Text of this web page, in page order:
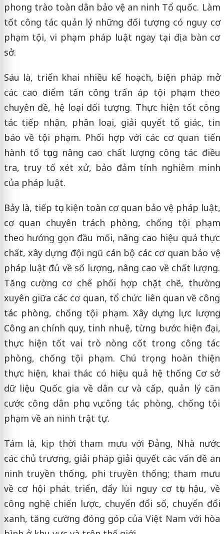
phong trào toàn dân bảo vệ an ninh Tổ quốc. Làm
tốt công tác quản lý những đối tượng có nguy cơ
phạm tội, vi phạm pháp luật ngay tại địa bàn cơ
sở.
Sáu là, triển khai nhiều kế hoạch, biện pháp mở
các cao điểm tấn công trấn áp tội phạm theo
chuyên đề, hệ loại đối tượng. Thực hiện tốt công
tác tiếp nhận, phân loại, giải quyết tố giác, tin
báo về tội phạm. Phối hợp với các cơ quan tiến
hành tố tụng nâng cao chất lượng công tác điều
tra, truy tố xét xử, bảo đảm tính nghiêm minh
của pháp luật.
Bảy là, tiếp tục kiện toàn cơ quan bảo vệ pháp luật,
cơ quan chuyên trách phòng, chống tội phạm
theo hướng gọn đầu mối, nâng cao hiệu quả thực
chất, xây dựng đội ngũ cán bộ các cơ quan bảo vệ
pháp luật đủ về số lượng, nâng cao về chất lượng.
Tăng cường cơ chế phối hợp chặt chẽ, thường
xuyên giữa các cơ quan, tổ chức liên quan về công
tác phòng, chống tội phạm. Xây dựng lực lượng
Công an chính quy, tinh nhuệ, từng bước hiện đại,
thực hiện tốt vai trò nòng cốt trong công tác
phòng, chống tội phạm. Chú trọng hoàn thiện
thực hiện, khai thác có hiệu quả hệ thống Cơ sở
dữ liệu Quốc gia về dân cư và cấp, quản lý căn
cước công dân phục vụ công tác phòng, chống tội
phạm về an ninh trật tự.
Tám là, kịp thời tham mưu với Đảng, Nhà nước
các chủ trương, giải pháp giải quyết các vấn đề an
ninh truyền thống, phi truyền thống; tham mưu
về cơ hội phát triển, đẩy lùi nguy cơ tụt hậu, về
công nghệ chiến lược, chuyển đổi số, chuyển đổi
xanh, tăng cường đóng góp của Việt Nam với hòa